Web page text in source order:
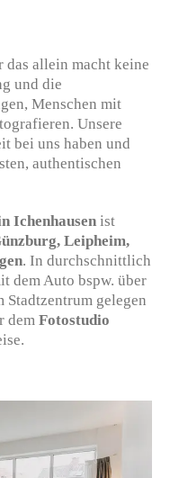
das allein macht keine
und die
Menschen mit
Unsere
bei uns haben und
authentischen
Ichenhausen ist
Leipheim,
. In durchschnittlich
dem Auto bspw. über
gelegen
dem Fotostudio